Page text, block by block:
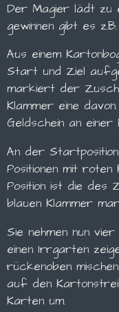
Der Magier lädt zu
gewinnen gibt es
Aus einem
Start und Ziel
markiert der
Klammer eine
Geldschein an einer
An der
Positionen mit roten
Position ist die des
blauen Klammer
Sie nehmen nun
einen Irrgarten
rückenoben
auf den
Karten um.